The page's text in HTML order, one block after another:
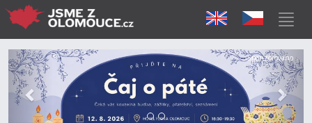
Předchozí Další
Sponzorováno